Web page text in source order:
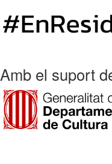
Amb el suport